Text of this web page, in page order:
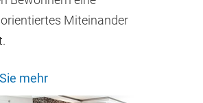
Miteinander
mehr